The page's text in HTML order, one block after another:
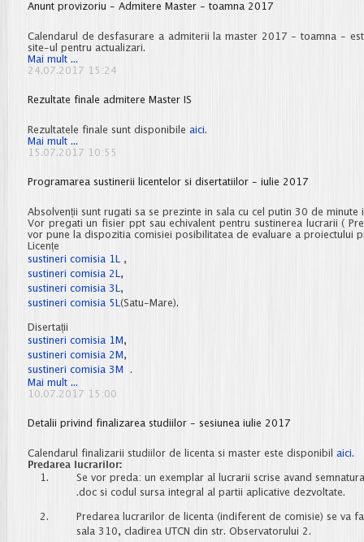
Anunt provizoriu - Admitere Master - toamna 2017
Calendarul de desfasurare a admiterii la master 2017 - toamna -
site-ul pentru actualizari.
Mai mult ...
provizoriu
Master
toamna
24.07.2017 15:24
Rezultate finale admitere Master IS
Rezultatele finale sunt disponibile aici.
Mai mult ...
finale
IS
15.07.2017 10:55
Programarea sustinerii licentelor si disertatiilor - iulie 2017
Absolvenții sunt rugati sa se prezinte in sala cu cel putin 30 de minute
Vor pregati un fisier ppt sau echivalent pentru sustinerea lucrarii (
vor pune la dispozitia comisiei posibilitatea de evaluare a proiectului
Licențe
sustineri comisia 1L ,
sustineri comisia 2L ,
sustineri comisia 3L ,
sustineri comisia 5L (Satu-Mare).
Disertații
sustineri comisia 1M ,
sustineri comisia 2M ,
sustineri comisia 3M
.
Mai mult ...
sustinerii
disertatiilor
iulie
2017
10.07.2017 15:00
Detalii privind finalizarea studiilor - sesiunea iulie 2017
Calendarul finalizarii studiilor de licenta si master este disponibil aici.
Predarea lucrarilor:
Se vor preda: un exemplar al lucrarii scrise avand
.doc si codul sursa integral al partii aplicative dezvoltate.
Predarea lucrarilor de licenta (indiferent de comisie) se va
sala 310, cladirea UTCN din str. Observatorului 2.